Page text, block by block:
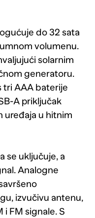
do 32 sata
volumenu.
solarnim
generatoru.
tri AAA baterije
A priključak
uređaja u hitnim
se uključuje, a
Analogne
izvučivu antenu,
i FM signale. S